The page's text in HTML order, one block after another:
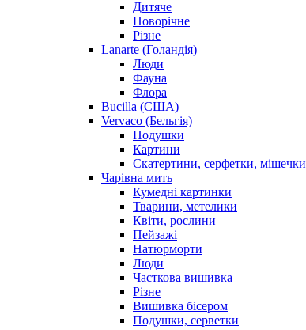
Дитяче
Новорічне
Різне
Lanarte (Голандія)
Люди
Фауна
Флора
Bucilla (США)
Vervaco (Бельгія)
Подушки
Картини
Скатертини, серфетки, мішечки
Чарiвна мить
Кумедні картинки
Тварини, метелики
Квіти, рослини
Пейзажі
Натюрморти
Люди
Часткова вишивка
Різне
Вишивка бісером
Подушки, серветки